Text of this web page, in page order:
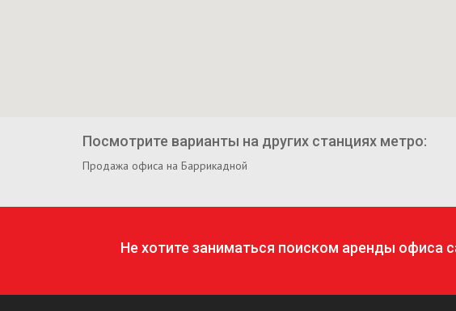
Посмотрите варианты на других станциях метро:
Продажа офиса на Баррикадной
Не хотите заниматься поиском аренды офиса